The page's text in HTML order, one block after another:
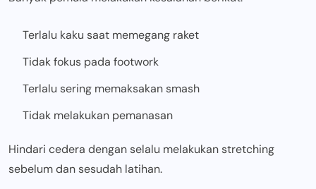
Terlalu kaku saat memegang raket
Tidak fokus pada footwork
Terlalu sering memaksakan smash
Tidak melakukan pemanasan
Hindari cedera dengan selalu melakukan stretching
sebelum dan sesudah latihan.